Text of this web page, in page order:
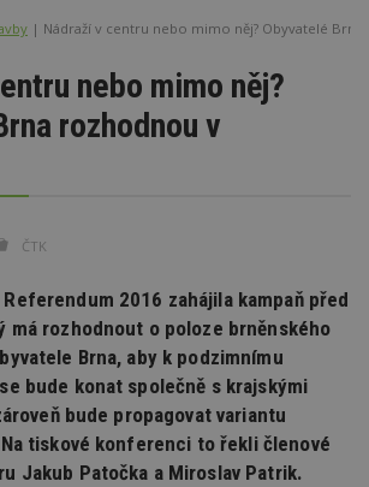
Nádraží v centru nebo mimo něj? Obyvatelé
nebo mimo něj?
rozhodnou v
ČTK
2016 zahájila kampaň před
má rozhodnout o poloze brněnského
Brna, aby k podzimnímu
bude konat společně s krajskými
bude propagovat variantu
tiskové konferenci to řekli členové
Jakub Patočka a Miroslav Patrik.